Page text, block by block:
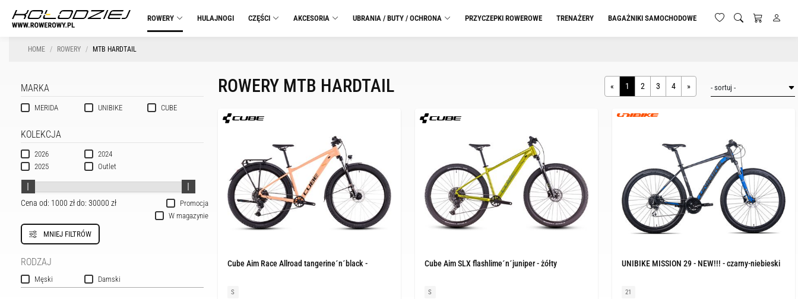
ROWERY HULAJNOGI CZĘŚCI AKCESORIA UBRANIA / BUTY / OCHRONA PRZYCZEPKI ROWEROWE TRENAŻERY BAGAŻNIKI SAMOCHODOWE
HOME ROWERY MTB HARDTAIL
MARKA
MERIDA UNIBIKE CUBE
KOLEKCJA
2026
2025
2024
Outlet
Promocja
Cena od: 1000 złdo: 30000 zł
W magazynie
MNIEJ FILTRÓW
RODZAJ
Męski Damski
ROWERY MTB HARDTAIL « 1 2 3 4 »
Cube Aim Race Allroad tangerine´n´black -
S
Cube Aim SLX flashlime´n´juniper - żółty
S
UNIBIKE MISSION 29 - NEW!!! - czarny-niebieski
21